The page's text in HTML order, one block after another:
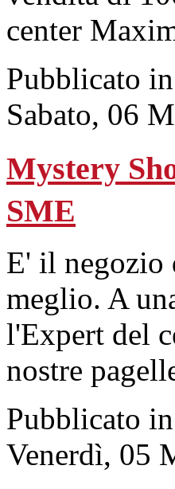
center
Pubblicato in
Sabato, 06
Mystery
SME
E' il negozio
meglio. A
l'Expert del
nostre
Pubblicato in
Venerdì, 05